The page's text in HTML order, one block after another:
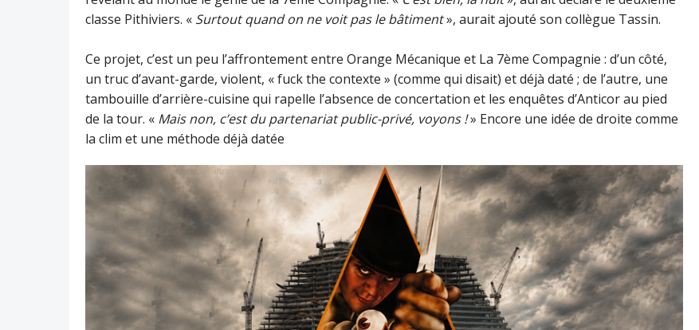
classe Pithiviers. « Surtout quand on ne voit pas le bâtiment», aurait ajouté son collègue Tassin.
Ce projet, c’est un peu l’affrontement entre Orange Mécanique et La 7ème Compagnie : d’un côté,
un truc d’avant-garde, violent, « fuck the contexte » (comme qui disait) et déjà daté ; de l’autre, une
tambouille d’arrière-cuisine qui rapelle l’absence de concertation et les enquêtes d’Anticor au pied
de la tour. « Mais non, c’est du partenariat public-privé, voyons !» Encore une idée de droite comme
la clim et une méthode déjà datée